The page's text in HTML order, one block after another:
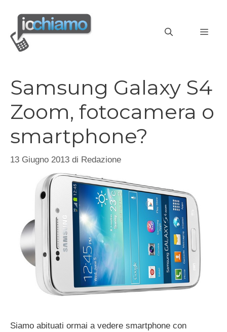
contenuto
Samsung Galaxy S4
Zoom, fotocamera o
smartphone?
13 Giugno 2013 di Redazione
Siamo abituati ormai a vedere smartphone con